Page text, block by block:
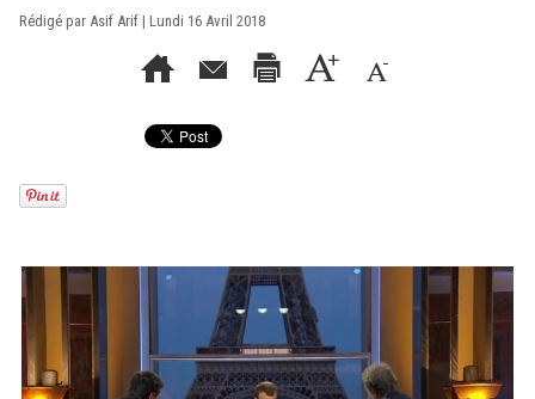
Rédigé par Asif Arif | Lundi 16 Avril 2018